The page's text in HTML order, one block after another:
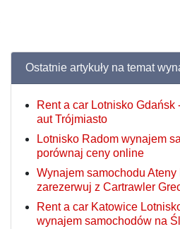
Ostatnie artykuły na temat
Rent a car Lotnisko Gdańsk
aut Trójmiasto
Lotnisko Radom wynajem
porównaj ceny online
Wynajem samochodu Ateny
zarezerwuj z Cartrawler
Rent a car Katowice
wynajem samochodów na